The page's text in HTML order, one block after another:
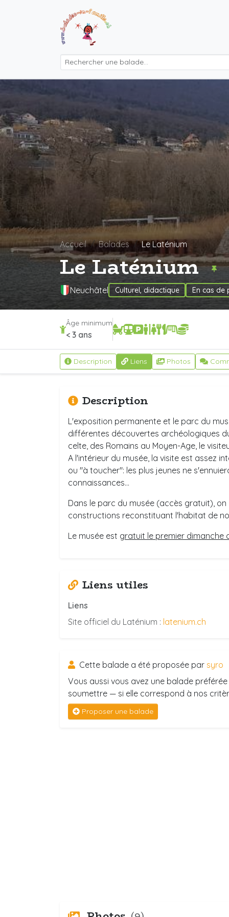
Accueil Balades Le Laténium
Le Laténium
Neuchâtel Culturel, didactique En cas de
Âge minimum
< 3 ans
Description Liens Photos
Description
L'exposition permanente et le parc du
différentes découvertes archéologiques
celte, des Romains au Moyen-Age, le
A l'intérieur du musée, la visite est assez
ou "à toucher": les plus jeunes ne
connaissances...
Dans le parc du musée (accès gratuit),
constructions reconstituant l'habitat de
Le musée est gratuit le premier dimanche
Liens utiles
Liens
Site officiel du Laténium : latenium.ch
Cette balade a été proposée par syro
Vous aussi vous avez une balade
soumettre — si elle correspond à nos
Proposer une balade